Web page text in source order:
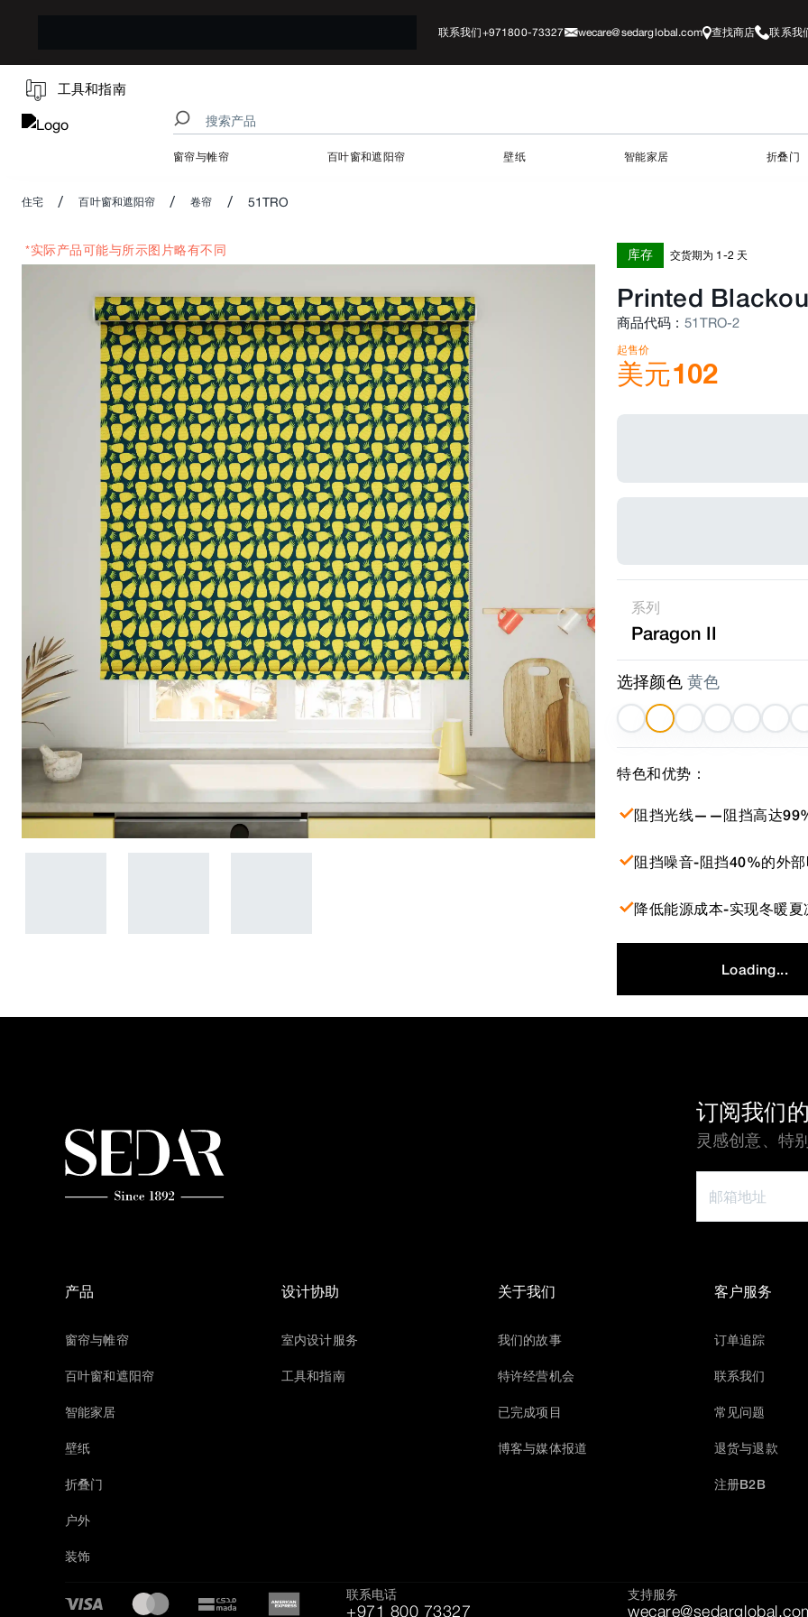
联系我们+971800-73327 wecare@sedarglobal.com 查找商店 联系我
工具和指南
窗帘与帷帘 百叶窗和遮阳帘 壁纸 智能家居 折叠门
住宅 / 百叶窗和遮阳帘 / 卷帘 / 51TRO
*实际产品可能与所示图片略有不同 库存 交货期为 1-2 天
Printed
商品代码 : 51TRO-2
起售价
美元102
系列
Paragon II
选择颜色 黄色
特色和优势：
阻挡光线——阻挡高达
阻挡噪音-阻挡40%的外
降低能源成本-实现冬暖夏
Loading...
订阅我们
灵感创意、特
产品
窗帘与帷帘
百叶窗和遮阳帘
智能家居
壁纸
折叠门
户外
装饰
设计协助
室内设计服务
工具和指南
关于我们
我们的故事
特许经营机会
已完成项目
博客与媒体报道
客户服务
订单追踪
联系我们
常见问题
退货与退款
注册B2B
联系电话
+971 800 73327
支持服务